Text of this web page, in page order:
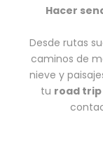
Hacer
Desde rutas
caminos de
nieve y
tu road